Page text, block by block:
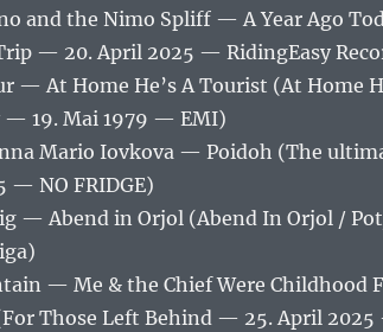
and the Nimo Spliff — A Year Ago
— 20. April 2025 — RidingEasy
— At Home He’s A Tourist (At Home
— 19. Mai 1979 — EMI)
Mario Iovkova — Poidoh (The
— NO FRIDGE)
— Abend in Orjol (Abend In Orjol /
— Me & the Chief Were Childhood
Those Left Behind — 25. April